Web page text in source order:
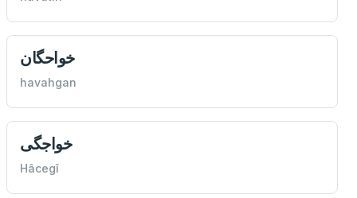
خواحگان
havahgan
خواجگی
Hâcegî